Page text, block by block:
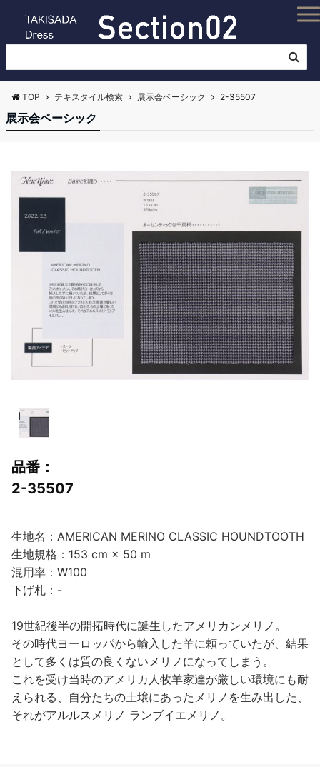
TOP テキスタイル検索 展示会ベーシック 2-35507
展示会ベーシック
品番：
2-35507
生地名：AMERICAN MERINO CLASSIC HOUNDTOOTH
生地規格：153 cm × 50 m
混用率：W100
下げ札：-
19世紀後半の開拓時代に誕生したアメリカンメリノ。
その時代ヨーロッパから輸入した羊に頼っていたが、結果
として多くは質の良くないメリノになってしまう。
これを受け当時のアメリカ人牧羊家達が厳しい環境にも耐
えられる、自分たちの土壌にあったメリノを生み出した、
それがアルルスメリノ ランブイエメリノ。